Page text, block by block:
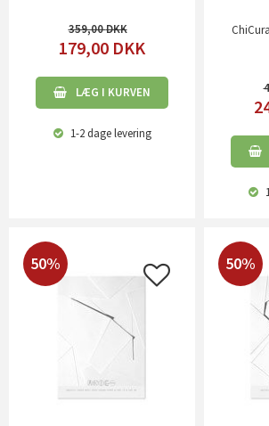
359,00
179,00 DKK
LÆG I KURVEN
1-2 dagelevering
50% 50%